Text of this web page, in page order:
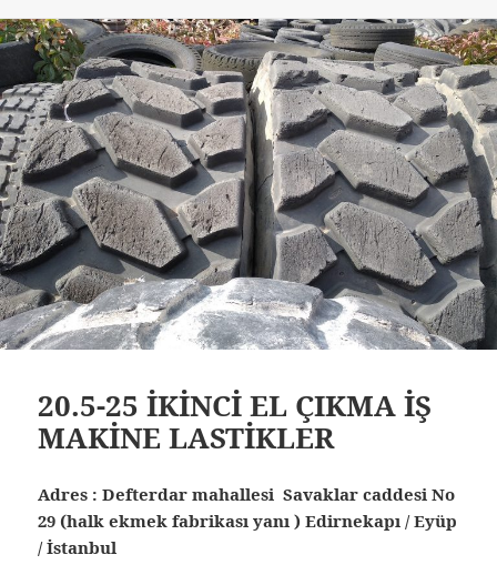
20.5-25 İKİNCİ EL ÇIKMA İŞ
MAKİNE LASTİKLER
Adres : Defterdar mahallesi Savaklar caddesi No
29 (halk ekmek fabrikası yanı ) Edirnekapı / Eyüp
/ İstanbul